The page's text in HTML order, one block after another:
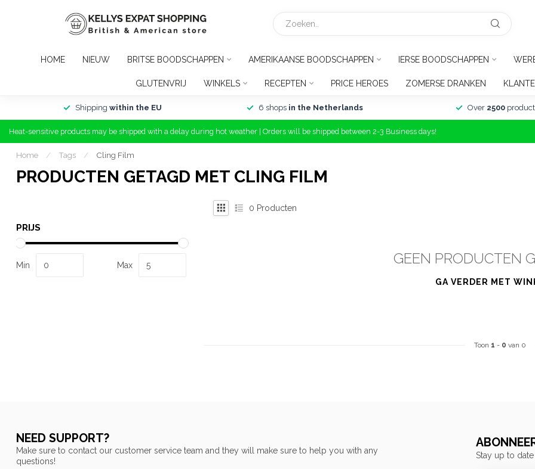
HOME NIEUW BRITSE BOODSCHAPPEN AMERIKAANSE BOODSCHAPPEN IERSE BOODSCHAPPEN
GLUTENVRIJ WINKELS RECEPTEN PRICE HEROES ZOMERSE DRANKEN
Shipping within the EU 6 shops in the Netherlands Over 2500
Heat-sensitive products may be shipped with a delay during hot weather | Orders will be shipped between 2-3 Business days!
Home / Tags / Cling Film
PRODUCTEN GETAGD MET CLING FILM
PRIJS
Min Max
0 Producten
GEEN PRODUCTEN
GA VERDER MET
Toon 1 - 0 van 0
NEED SUPPORT?
Make sure to contact our customer service team and they will make sure to help you with any
questions!
Stay up to